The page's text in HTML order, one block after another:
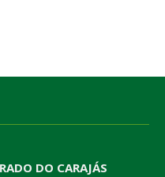
DO CARAJÁS